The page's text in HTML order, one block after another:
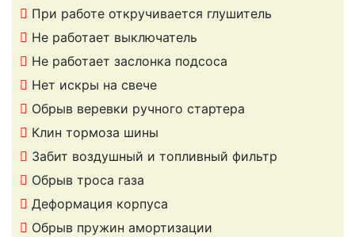
При работе откручивается глушитель
Не работает выключатель
Не работает заслонка подсоса
Нет искры на свече
Обрыв веревки ручного стартера
Клин тормоза шины
Забит воздушный и топливный фильтр
Обрыв троса газа
Деформация корпуса
Обрыв пружин амортизации